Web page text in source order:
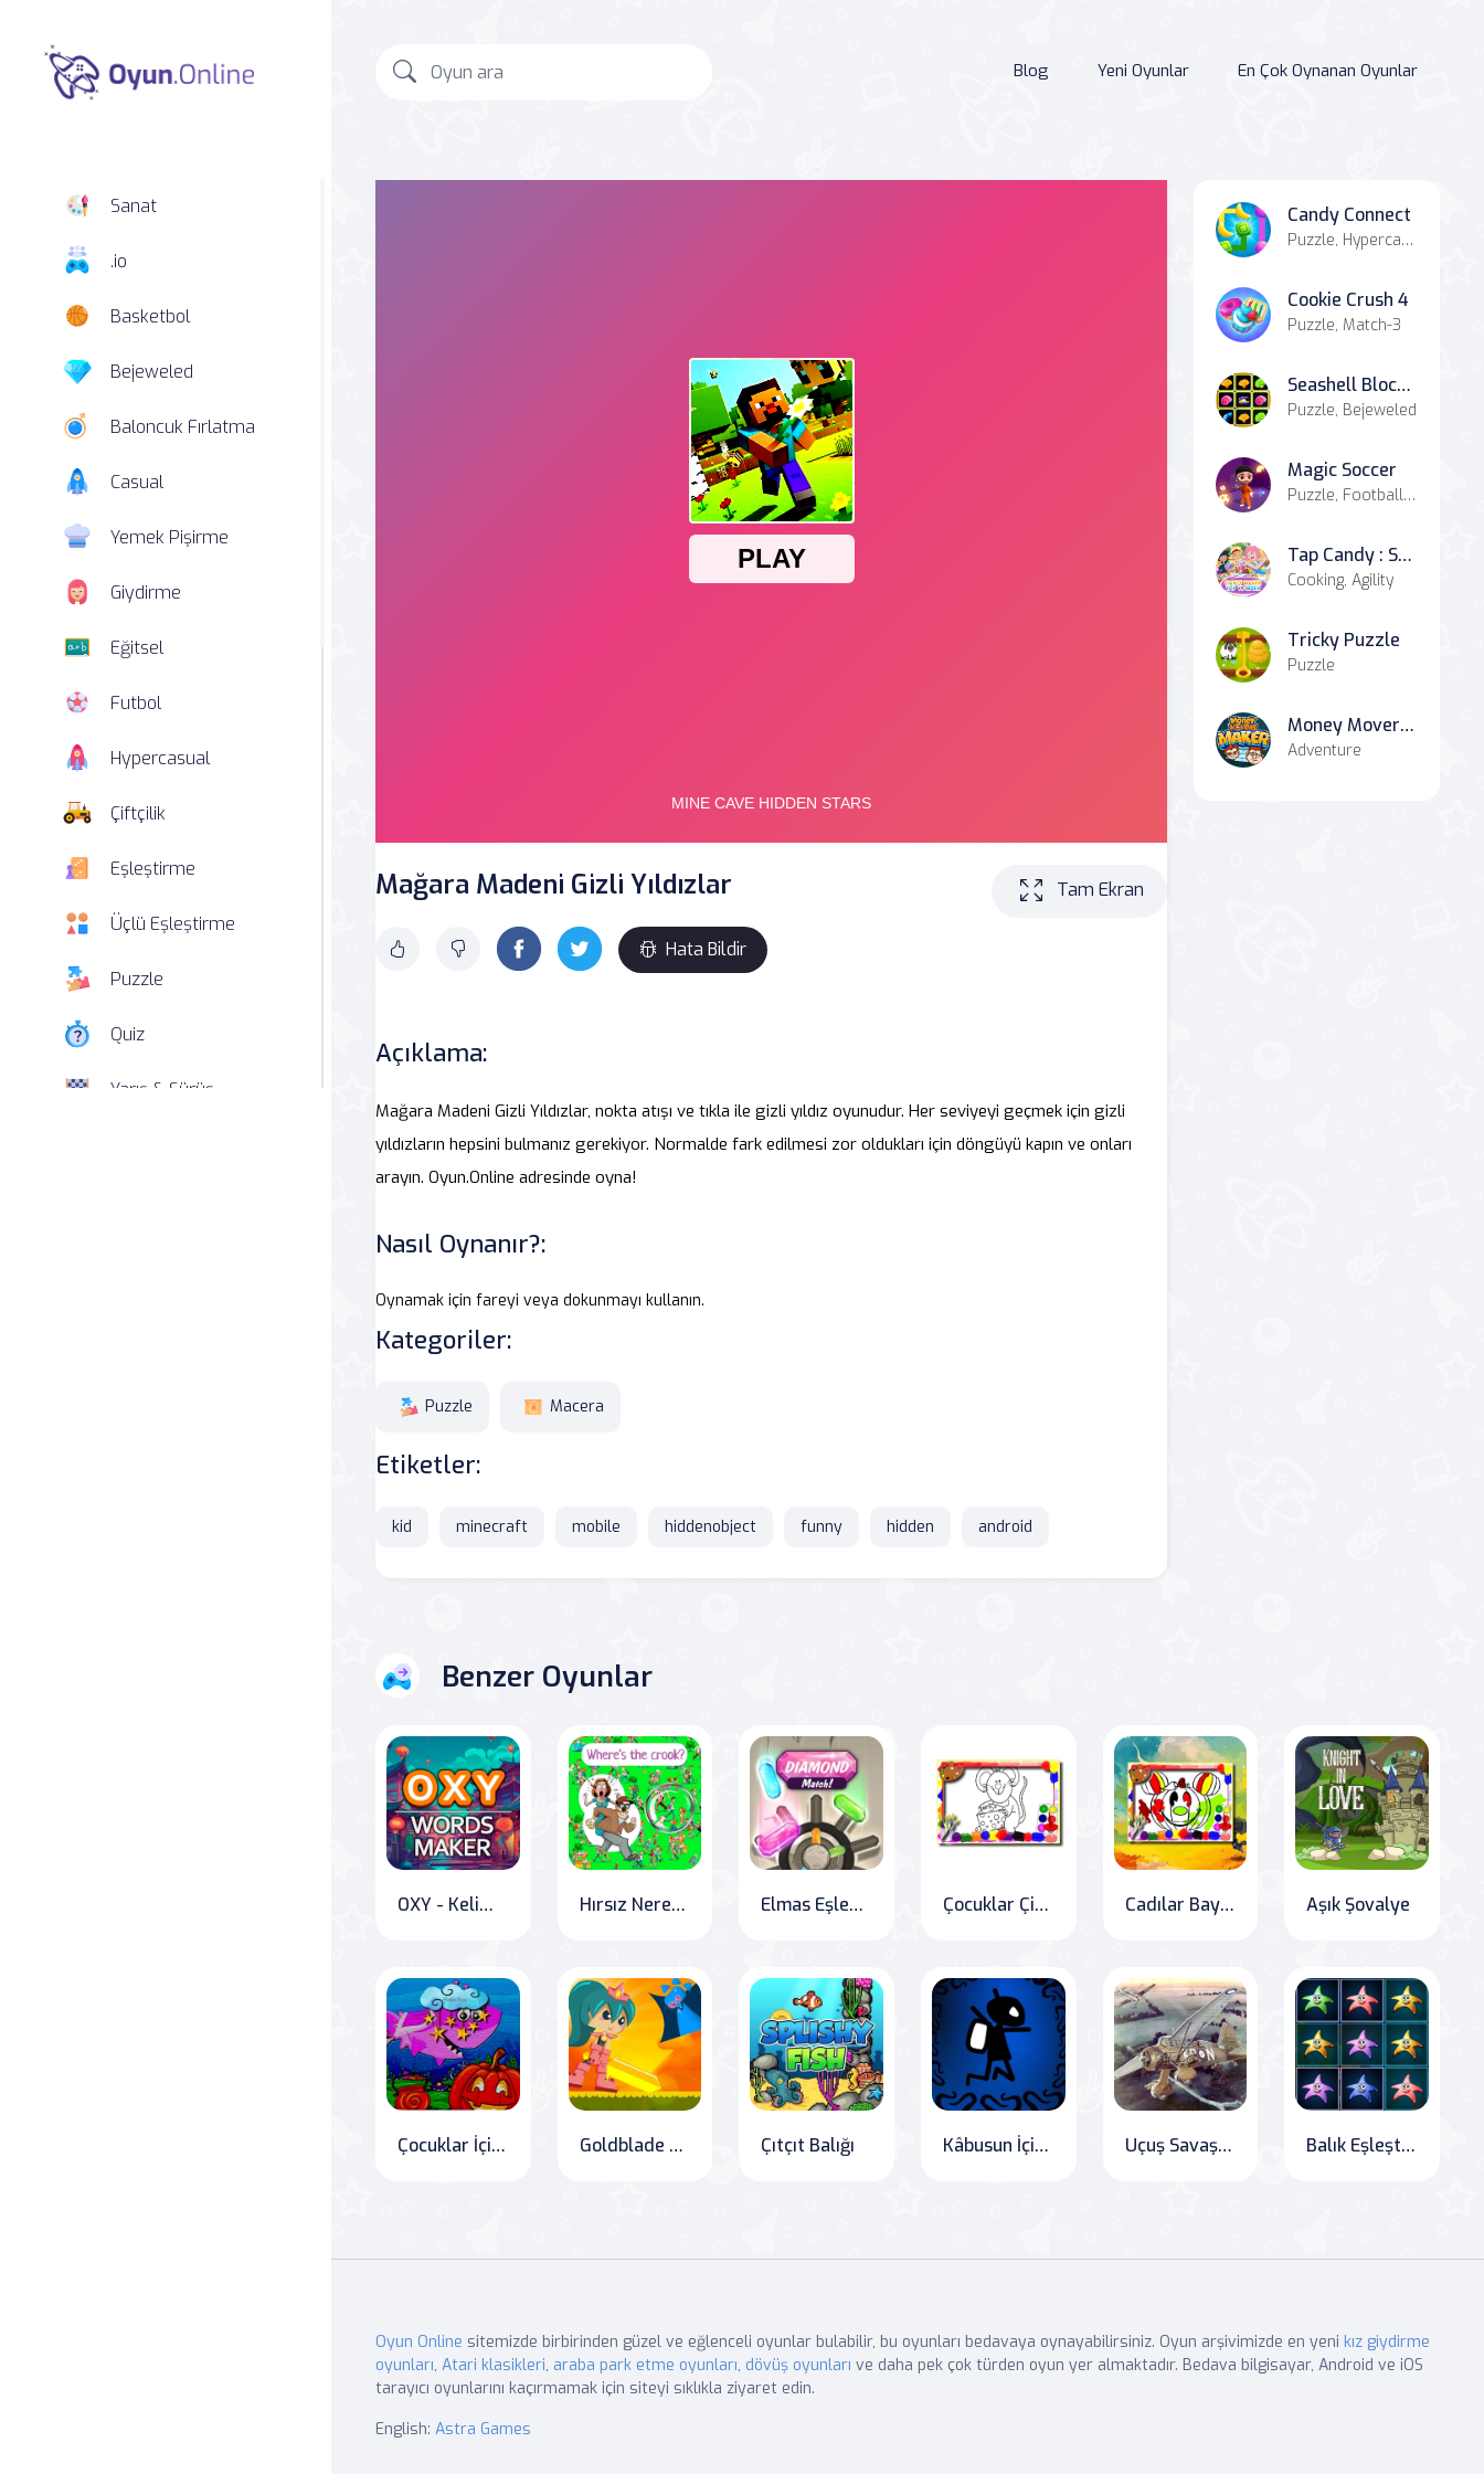
Sanat
.io
Basketbol
Bejeweled
Baloncuk Fırlatma
Casual
Yemek Pişirme
Giydirme
Eğitsel
Futbol
Hypercasual
Çiftçilik
Eşleştirme
Üçlü Eşleştirme
Puzzle
Quiz
Yarış & Sürüş
Blog Yeni Oyunlar En Çok Oynanan Oyunlar
Mağara Madeni Gizli Yıldızlar
Hata Bildir
Tam Ekran
Açıklama:
Mağara Madeni Gizli Yıldızlar, nokta atışı ve tıkla ile gizli yıldız oyunudur. Her seviyeyi geçmek için gizli
yıldızların hepsini bulmanız gerekiyor. Normalde fark edilmesi zor oldukları için döngüyü kapın ve onları
arayın. Oyun.Online adresinde oyna!
Nasıl Oynanır?:
Oynamak için fareyi veya dokunmayı kullanın.
Kategoriler:
Puzzle Macera
Etiketler:
kid minecraft mobile hiddenobject funny hidden android
Candy Connect
Puzzle, Hypercasual
Cookie Crush 4
Puzzle, Match-3
Seashell Blocky Challenge
Puzzle, Bejeweled
Magic Soccer
Puzzle, Football, Hypercasual, Casual
Tap Candy : Sweets Clicker
Cooking, Agility
Tricky Puzzle
Puzzle
Money Movers Maker
Adventure
Benzer Oyunlar
OXY - Kelime Yapıcı Hırsız Nerede? Elmas Eşleştirme Çocuklar Çizgi Film Boyama Kitabı Cadılar Bayramı Boyama Kitabı Aşık Şovalye
Çocuklar İçin Gizli Yıldızlar Goldblade ve Tehlikeli Su Çıtçıt Balığı Kâbusun İçinden Kaçış Uçuş Savaşı Bulmaca: Havada Heyecanı Yaşayın! Balık Eşleştirme 3
Oyun Online sitemizde birbirinden güzel ve eğlenceli oyunlar bulabilir, bu oyunları bedavaya oynayabilirsiniz. Oyun arşivimizde en yeni kız giydirme
oyunları, Atari klasikleri, araba park etme oyunları, dövüş oyunları ve daha pek çok türden oyun yer almaktadır. Bedava bilgisayar, Android ve iOS
tarayıcı oyunlarını kaçırmamak için siteyi sıklıkla ziyaret edin.
English: Astra Games